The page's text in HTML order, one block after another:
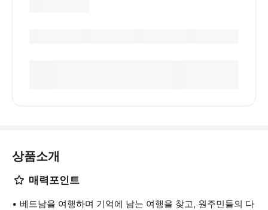
상품소개
매력포인트
베트남을 여행하며 기억에 남는 여행을 찾고, 원주민들의 다